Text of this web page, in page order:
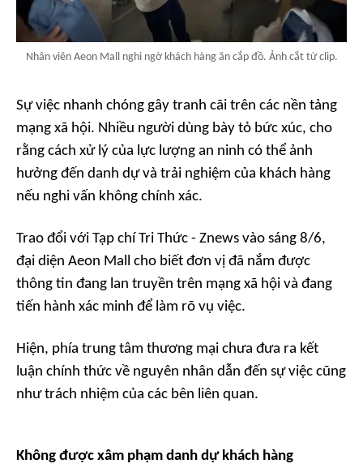
Nhân viên Aeon Mall nghi ngờ khách hàng ăn cắp đồ. Ảnh cắt từ clip.
Sự việc nhanh chóng gây tranh cãi trên các nền tảng
mạng xã hội. Nhiều người dùng bày tỏ bức xúc, cho
rằng cách xử lý của lực lượng an ninh có thể ảnh
hưởng đến danh dự và trải nghiệm của khách hàng
nếu nghi vấn không chính xác.
Trao đổi với Tạp chí Tri Thức - Znews vào sáng 8/6,
đại diện Aeon Mall cho biết đơn vị đã nắm được
thông tin đang lan truyền trên mạng xã hội và đang
tiến hành xác minh để làm rõ vụ việc.
Hiện, phía trung tâm thương mại chưa đưa ra kết
luận chính thức về nguyên nhân dẫn đến sự việc cũng
như trách nhiệm của các bên liên quan.
Không được xâm phạm danh dự khách hàng